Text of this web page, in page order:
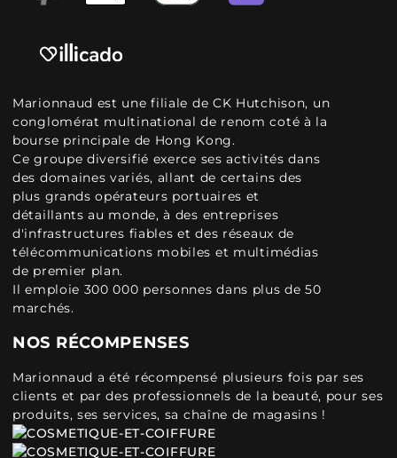
Marionnaud est une filiale de CK Hutchison, un
conglomérat multinational de renom coté à la
bourse principale de Hong Kong.
Ce groupe diversifié exerce ses activités dans
des domaines variés, allant de certains des
plus grands opérateurs portuaires et
détaillants au monde, à des entreprises
d'infrastructures fiables et des réseaux de
télécommunications mobiles et multimédias
de premier plan.
Il emploie 300 000 personnes dans plus de 50
marchés.
NOS RÉCOMPENSES
Marionnaud a été récompensé plusieurs fois par ses
clients et par des professionnels de la beauté, pour ses
produits, ses services, sa chaîne de magasins !